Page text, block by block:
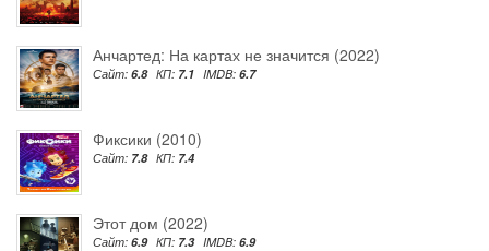
Анчартед: На картах не значится (2022)
Сайт: 6.8 КП: 7.1 IMDB: 6.7
Фиксики (2010)
Сайт: 7.8 КП: 7.4
Этот дом (2022)
Сайт: 6.9 КП: 7.3 IMDB: 6.9